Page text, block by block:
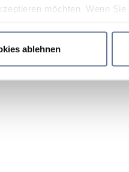
möchten. Wenn
ablehnen